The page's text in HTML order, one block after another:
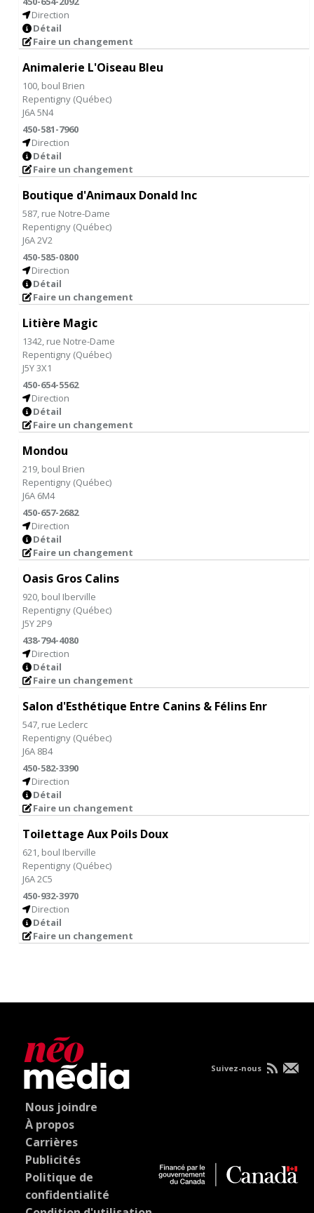
Direction
Détail
Faire un changement
Animalerie L'Oiseau Bleu
100, boul Brien
Repentigny (Québec)
J6A 5N4
450-581-7960
Direction
Détail
Faire un changement
Boutique d'Animaux Donald Inc
587, rue Notre-Dame
Repentigny (Québec)
J6A 2V2
450-585-0800
Direction
Détail
Faire un changement
Litière Magic
1342, rue Notre-Dame
Repentigny (Québec)
J5Y 3X1
450-654-5562
Direction
Détail
Faire un changement
Mondou
219, boul Brien
Repentigny (Québec)
J6A 6M4
450-657-2682
Direction
Détail
Faire un changement
Oasis Gros Calins
920, boul Iberville
Repentigny (Québec)
J5Y 2P9
438-794-4080
Direction
Détail
Faire un changement
Salon d'Esthétique Entre Canins & Félins Enr
547, rue Leclerc
Repentigny (Québec)
J6A 8B4
450-582-3390
Direction
Détail
Faire un changement
Toilettage Aux Poils Doux
621, boul Iberville
Repentigny (Québec)
J6A 2C5
450-932-3970
Direction
Détail
Faire un changement
Nous joindre
À propos
Carrières
Publicités
Politique de
confidentialité
Suivez-nous